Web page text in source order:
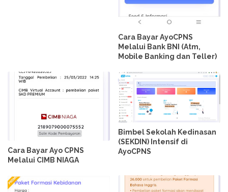
Cara Bayar AyoCPNS
Melalui Bank BNI (Atm,
Mobile Banking dan Teller)
Cara Bayar Ayo CPNS
Melalui CIMB NIAGA
Bimbel Sekolah Kedinasan
(SEKDIN) Intensif di
AyoCPNS